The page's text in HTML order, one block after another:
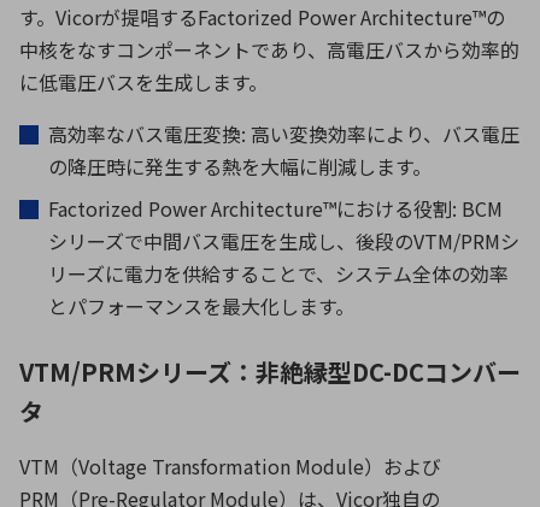
す。 Vicorが提唱するFactorized Power Architecture™の
中核をなすコンポーネントであり、高電圧バスから効率的
に低電圧バスを生成します。
高効率なバス電圧変換: 高い変換効率により、バス電圧
の降圧時に発生する熱を大幅に削減します。
Factorized Power Architecture™における役割: BCM
シリーズで中間バス電圧を生成し、後段のVTM/PRMシ
リーズに電力を供給することで、システム全体の効率
とパフォーマンスを最大化します。
VTM/PRMシリーズ：非絶縁型DC-DCコンバー
タ
VTM （Voltage Transformation Module）および
PRM （Pre-Regulator Module）は、 Vicor独自の